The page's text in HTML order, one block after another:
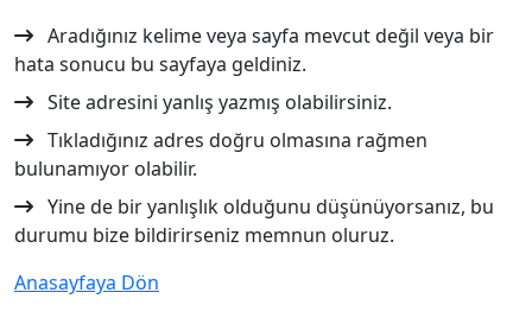
Aradığınız kelime veya sayfa mevcut değil veya bir
hata sonucu bu sayfaya geldiniz.
Site adresini yanlış yazmış olabilirsiniz.
Tıkladığınız adres doğru olmasına rağmen
bulunamıyor olabilir.
Yine de bir yanlışlık olduğunu düşünüyorsanız, bu
durumu bize bildirirseniz memnun oluruz.
Anasayfaya Dön